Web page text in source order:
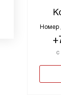
Номер
с